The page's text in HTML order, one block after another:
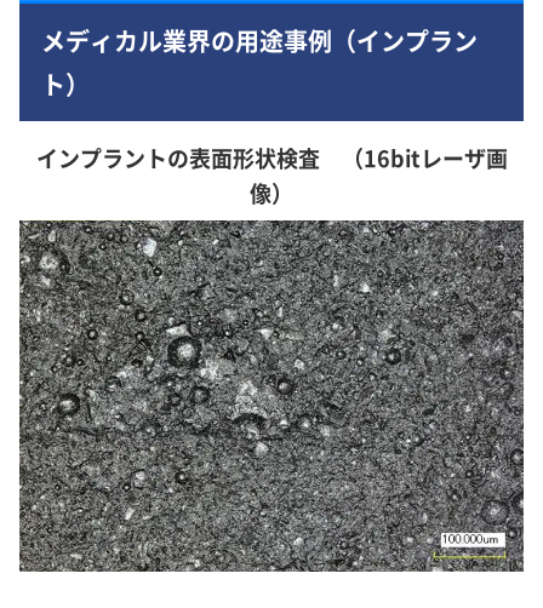
メディカル業界の用途事例（インプラン
ト）
インプラントの表面形状検査 （16bitレーザ画
像）